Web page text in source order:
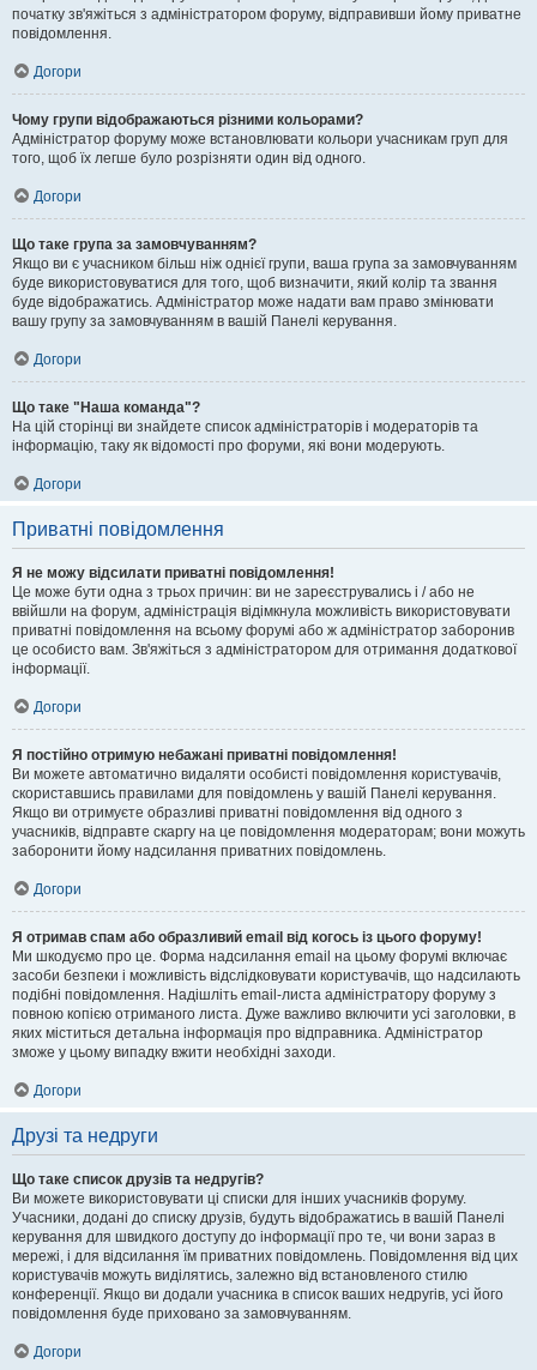
початку зв'яжіться з адміністратором форуму, відправивши йому приватне
повідомлення.
Догори
Чому групи відображаються різними кольорами?
Адміністратор форуму може встановлювати кольори учасникам груп для
того, щоб їх легше було розрізняти один від одного.
Догори
Що таке група за замовчуванням?
Якщо ви є учасником більш ніж однієї групи, ваша група за замовчуванням
буде використовуватися для того, щоб визначити, який колір та звання
буде відображатись. Адміністратор може надати вам право змінювати
вашу групу за замовчуванням в вашій Панелі керування.
Догори
Що таке "Наша команда"?
На цій сторінці ви знайдете список адміністраторів і модераторів та
інформацію, таку як відомості про форуми, які вони модерують.
Догори
Приватні повідомлення
Я не можу відсилати приватні повідомлення!
Це може бути одна з трьох причин: ви не зареєструвались і / або не
ввійшли на форум, адміністрація відімкнула можливість використовувати
приватні повідомлення на всьому форумі або ж адміністратор заборонив
це особисто вам. Зв'яжіться з адміністратором для отримання додаткової
інформації.
Догори
Я постійно отримую небажані приватні повідомлення!
Ви можете автоматично видаляти особисті повідомлення користувачів,
скориставшись правилами для повідомлень у вашій Панелі керування.
Якщо ви отримуєте образливі приватні повідомлення від одного з
учасників, відправте скаргу на це повідомлення модераторам; вони можуть
заборонити йому надсилання приватних повідомлень.
Догори
Я отримав спам або образливий email від когось із цього форуму!
Ми шкодуємо про це. Форма надсилання email на цьому форумі включає
засоби безпеки і можливість відслідковувати користувачів, що надсилають
подібні повідомлення. Надішліть email-листа адміністратору форуму з
повною копією отриманого листа. Дуже важливо включити усі заголовки, в
яких міститься детальна інформація про відправника. Адміністратор
зможе у цьому випадку вжити необхідні заходи.
Догори
Друзі та недруги
Що таке список друзів та недругів?
Ви можете використовувати ці списки для інших учасників форуму.
Учасники, додані до списку друзів, будуть відображатись в вашій Панелі
керування для швидкого доступу до інформації про те, чи вони зараз в
мережі, і для відсилання їм приватних повідомлень. Повідомлення від цих
користувачів можуть виділятись, залежно від встановленого стилю
конференції. Якщо ви додали учасника в список ваших недругів, усі його
повідомлення буде приховано за замовчуванням.
Догори